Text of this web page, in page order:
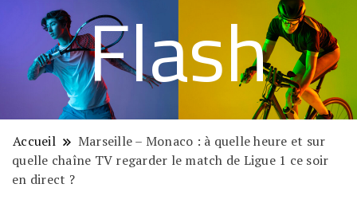
Flash
Accueil
Marseille – Monaco : à quelle heure et sur
quelle chaîne TV regarder le match de Ligue 1 ce soir
en direct ?